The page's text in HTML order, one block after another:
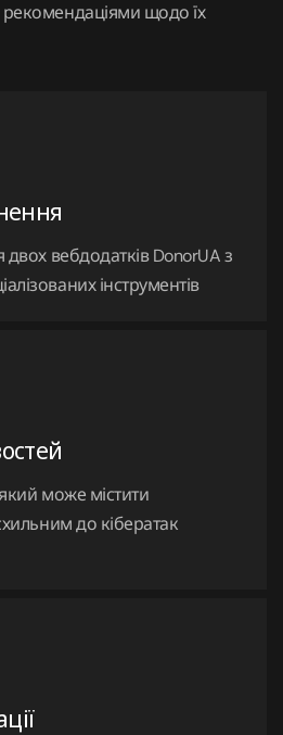
рекомендаціями щодо їх
вебдодатків DonorUA з
інструментів
може містити
до кібератак